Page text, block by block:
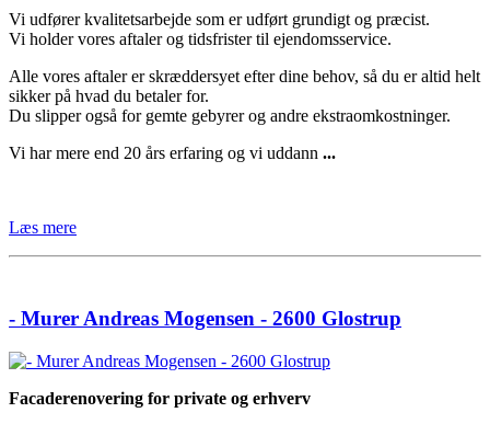
Vi udfører kvalitetsarbejde som er udført grundigt og præcist.
Vi holder vores aftaler og tidsfrister til ejendomsservice.
Alle vores aftaler er skræddersyet efter dine behov, så du er altid helt
sikker på hvad du betaler for.
Du slipper også for gemte gebyrer og andre ekstraomkostninger.
Vi har mere end 20 års erfaring og vi uddann ...
Læs mere
- Murer Andreas Mogensen - 2600 Glostrup
Facaderenovering for private og erhverv